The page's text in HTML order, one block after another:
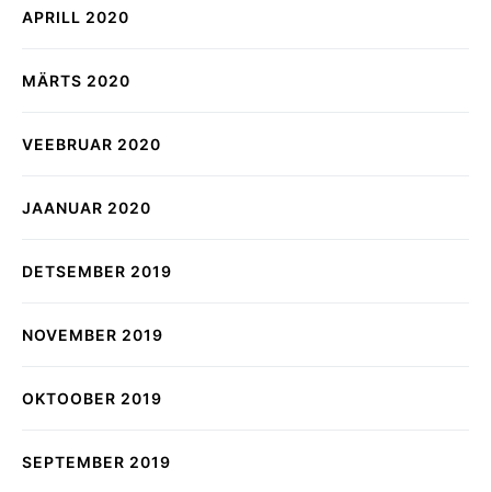
APRILL 2020
MÄRTS 2020
VEEBRUAR 2020
JAANUAR 2020
DETSEMBER 2019
NOVEMBER 2019
OKTOOBER 2019
SEPTEMBER 2019